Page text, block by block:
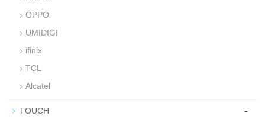
OPPO
UMIDIGI
ifinix
TCL
Alcatel
TOUCH -